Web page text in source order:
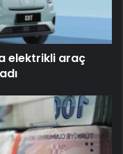
elektrikli araç